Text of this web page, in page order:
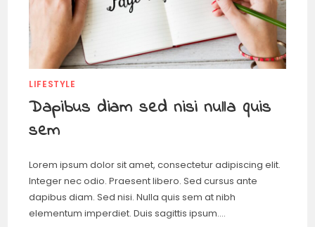
LIFESTYLE
Dapibus diam sed nisi nulla quis
sem
Lorem ipsum dolor sit amet, consectetur adipiscing elit.
Integer nec odio. Praesent libero. Sed cursus ante
dapibus diam. Sed nisi. Nulla quis sem at nibh
elementum imperdiet. Duis sagittis ipsum.…